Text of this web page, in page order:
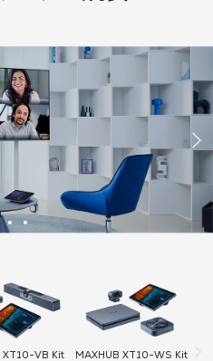
XT10-WS Kit MAXHUB XC13T